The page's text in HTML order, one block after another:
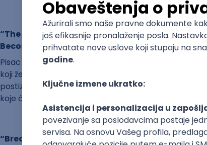
“The Power of Forgetting: Six Essential Skills to
Become the Sharpest, Smartest You” Mike
Pisac i matematičar su se udružili da napišu ovu
koji žele otkriti svoj puni potencijal. Ova knjiga se ne
postizanje efikasnosti u svemu što radite. Autori
koje će vam pomoći da se naviknete na ovaj način
“Breakthrough Rapid Reading” Peter Kump